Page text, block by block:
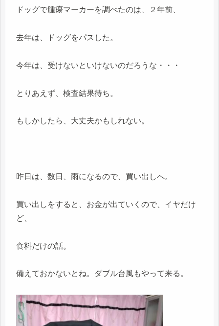
ドッグで腫瘍マーカーを調べたのは、２年前、
去年は、ドッグをパスした。
今年は、受けないといけないのだろうな・・・
とりあえず、検査結果待ち。
もしかしたら、大丈夫かもしれない。
昨日は、数日、雨になるので、買い出しへ。
買い出しをすると、お金が出ていくので、イヤだけ
ど、
食料だけの話。
備えておかないとね。ダブル台風もやって来る。